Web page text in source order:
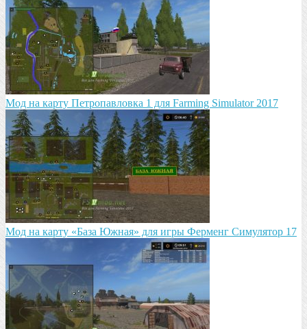
Мод на карту Петропавловка 1 для Farming Simulator 2017
Мод на карту «База Южная» для игры Ферменг Симулятор 17